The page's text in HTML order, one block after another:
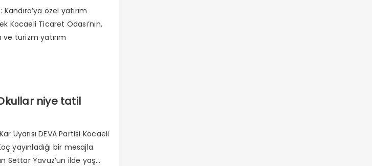
özel yatırım
Kocaeli Ticaret Odası’nın,
ve turizm yatırım
niye tatil
Uyarısı DEVA Partisi Kocaeli
yayınladığı bir mesajla
Settar Yavuz’un ilde yaş...